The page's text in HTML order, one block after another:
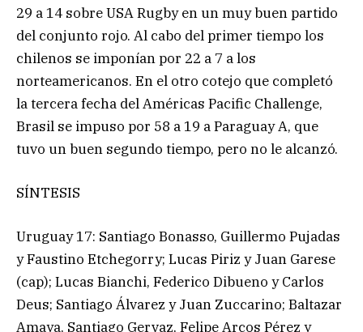
29 a 14 sobre USA Rugby en un muy buen partido
del conjunto rojo. Al cabo del primer tiempo los
chilenos se imponían por 22 a 7 a los
norteamericanos. En el otro cotejo que completó
la tercera fecha del Américas Pacific Challenge,
Brasil se impuso por 58 a 19 a Paraguay A, que
tuvo un buen segundo tiempo, pero no le alcanzó.
SÍNTESIS
Uruguay 17: Santiago Bonasso, Guillermo Pujadas
y Faustino Etchegorry; Lucas Piriz y Juan Garese
(cap); Lucas Bianchi, Federico Dibueno y Carlos
Deus; Santiago Álvarez y Juan Zuccarino; Baltazar
Amaya, Santiago Gervaz, Felipe Arcos Pérez y